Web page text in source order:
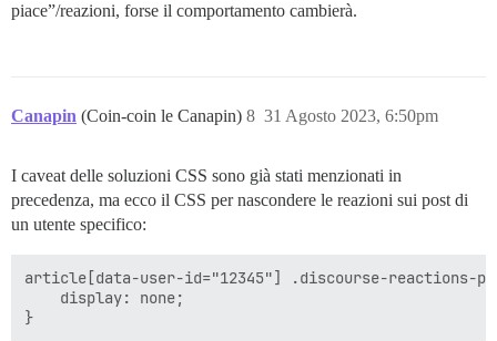
piace”/reazioni, forse il comportamento cambierà.
Canapin (Coin-coin le Canapin) 31 Agosto 2023, 6:50pm
8
I caveat delle soluzioni CSS sono già stati menzionati in
precedenza, ma ecco il CSS per nascondere le reazioni sui post di
un utente specifico:
article[data-user-id="12345"] .discourse-reactions-
    display: none;